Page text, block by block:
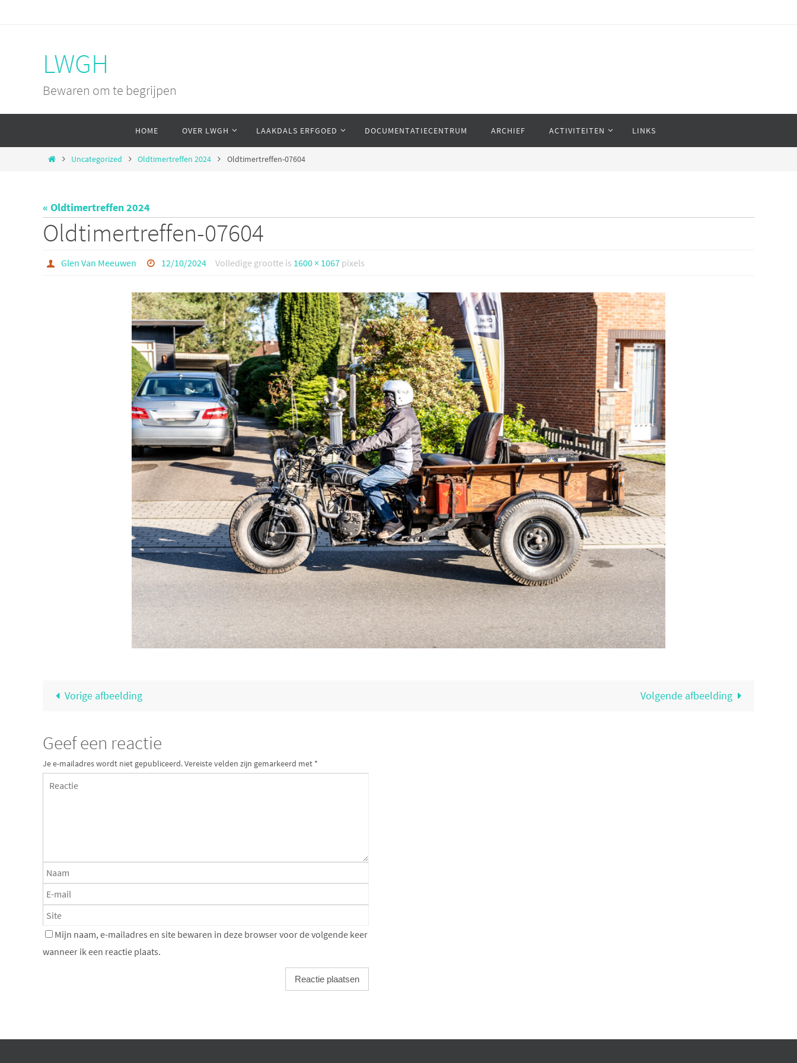
LWGH
Bewaren om te begrijpen
de
HOME OVER LWGH LAAKDALS ERFGOED DOCUMENTATIECENTRUM ARCHIEF ACTIVITEITEN LINKS
HomeUncategorized Oldtimertreffen 2024 Oldtimertreffen-07604
« Oldtimertreffen 2024
Oldtimertreffen-07604
Glen Van Meeuwen 12/10/2024 Volledige grootte is 1600 × 1067 pixels
Vorige afbeelding Volgende afbeelding
Geef een reactie
Je e-mailadres wordt niet gepubliceerd.Vereiste velden zijn gemarkeerd met *
Mijn naam, e-mailadres en site bewaren in deze browser voor de volgende keer
wanneer ik een reactie plaats.